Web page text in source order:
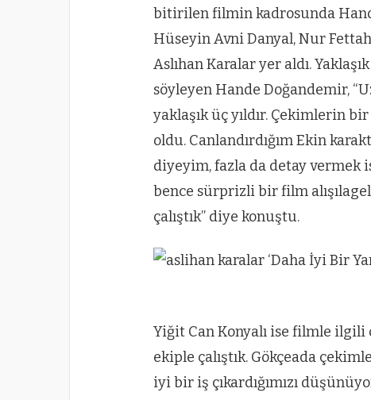
bitirilen filmin kadrosunda
Hüseyin Avni Danyal, Nur
Aslıhan Karalar yer aldı.
söyleyen Hande Doğandemir,
yaklaşık üç yıldır. Çekimlerin bir
oldu. Canlandırdığım Ekin
diyeyim, fazla da detay
bence sürprizli bir film
çalıştık” diye konuştu.
Yiğit Can Konyalı ise filmle ilgili
ekiple çalıştık. Gökçeada
iyi bir iş çıkardığımızı